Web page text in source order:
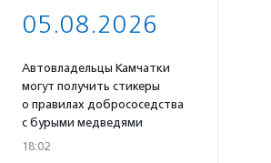
05.08.2026
Автовладельцы Камчатки
могут получить стикеры
о правилах добрососедства
с бурыми медведями
18:02